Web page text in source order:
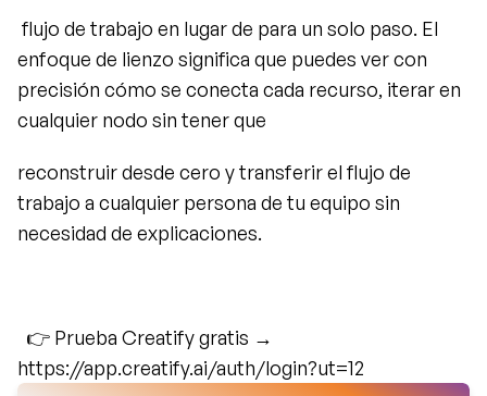
flujo de trabajo en lugar de para un solo paso. El
enfoque de lienzo significa que puedes ver con
precisión cómo se conecta cada recurso, iterar en
cualquier nodo sin tener que
reconstruir desde cero y transferir el flujo de
trabajo a cualquier persona de tu equipo sin
necesidad de explicaciones.
👉 Prueba Creatify gratis →
https://app.creatify.ai/auth/login?ut=12